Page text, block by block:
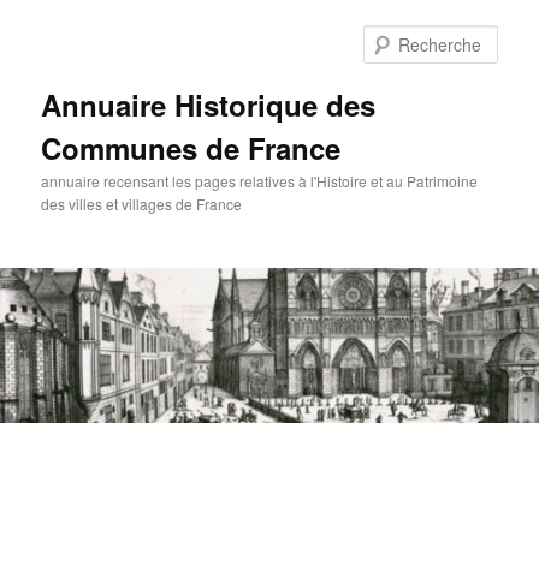
Annuaire Historique des
Communes de France
annuaire recensant les pages relatives à l'Histoire et au Patrimoine
des villes et villages de France